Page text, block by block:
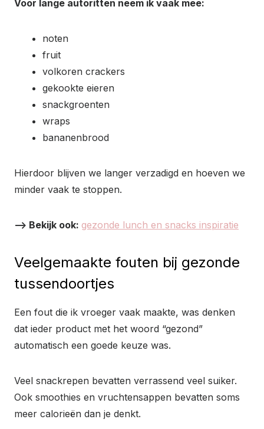
Voor lange autoritten neem ik vaak mee:
noten
fruit
volkoren crackers
gekookte eieren
snackgroenten
wraps
bananenbrood
Hierdoor blijven we langer verzadigd en hoeven we
minder vaak te stoppen.
–> Bekijk ook: gezonde lunch en snacks inspiratie
Veelgemaakte fouten bij gezonde
tussendoortjes
Een fout die ik vroeger vaak maakte, was denken
dat ieder product met het woord “gezond”
automatisch een goede keuze was.
Veel snackrepen bevatten verrassend veel suiker.
Ook smoothies en vruchtensappen bevatten soms
meer calorieën dan je denkt.